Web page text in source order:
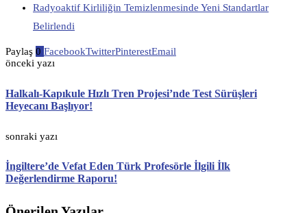
Radyoaktif Kirliliğin Temizlenmesinde Yeni Standartlar
Belirlendi
Paylaş 0 FacebookTwitterPinterestEmail
önceki yazı
Halkalı-Kapıkule Hızlı Tren Projesi’nde Test Sürüşleri
Heyecanı Başlıyor!
sonraki yazı
İngiltere’de Vefat Eden Türk Profesörle İlgili İlk
Değerlendirme Raporu!